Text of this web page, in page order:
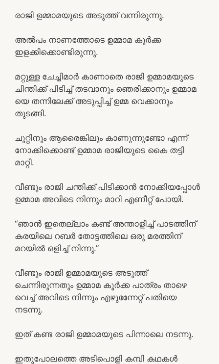
രാജി ഉമ്മാമയുടെ അടുത്ത് വന്നിരുന്നു.
അൽപം നാണത്തോടെ ഉമ്മാമ കൂർക്ക
ഇളക്കിക്കൊണ്ടിരുന്നു.
മറ്റുള്ള ചേച്ചിമാർ കാണാതെ രാജി ഉമ്മാമയുടെ
ചിന്തിക്ക് പിടിച്ച് തടവാനും ഞെരിക്കാനും ഉമ്മാമ
യെ തന്നിലേക്ക് അടുപ്പിച്ച് ഉമ്മ വെക്കാനും
തുടങ്ങി.
ചുറ്റിനും ആരെെങ്കിലും കാണുന്നുണ്ടോ എന്ന്
നോക്കിക്കൊണ്ട് ഉമ്മാമ രാജിയുടെ കൈ തട്ടി
മാറ്റി.
വീണ്ടും രാജി ചന്തിക്ക് പിടിക്കാൻ നോക്കിയപ്പോൾ
ഉമ്മാമ അവിടെ നിന്നും മാറി എണീറ്റ് പോയി.
“ഞാൻ ഇതെല്ലാം കണ്ട് അന്താളിച്ച് പാടത്തിന്
കരയിലെ റബർ തോട്ടത്തിലെ ഒരു മരത്തിന്
മറയിൽ ഒളിച്ച് നിന്നു.”
വീണ്ടും രാജി ഉമ്മാമയുടെ അടുത്ത്
ചെന്നിരുന്നതും ഉമ്മാമ കൂർക്ക പാത്രം താഴെ
വെച്ച് അവിടെ നിന്നും എഴുന്നേേറ്റ് പതിയെ
നടന്നു.
ഇത് കണ്ട രാജി ഉമ്മാമയുടെ പിന്നാലെ നടന്നു.
ഇതുപോലത്തെ അടിപൊളി കമ്പി കഥകൾ